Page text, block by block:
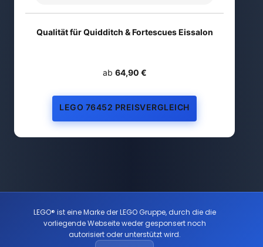
Qualität für Quidditch & Fortescues Eissalon
ab 64,90 €
LEGO 76452 PREISVERGLEICH
LEGO® ist eine Marke der LEGO Gruppe, durch die die
vorliegende Webseite weder gesponsert noch
autorisiert oder unterstützt wird.